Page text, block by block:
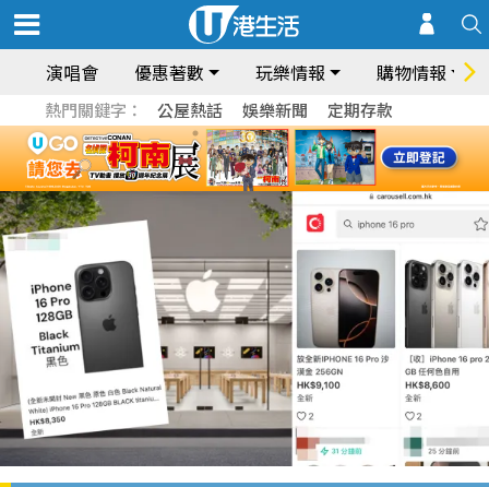
演唱會 優惠著數 玩樂情報 購物情報
熱門關鍵字： 公屋熱話 娛樂新聞 定期存款